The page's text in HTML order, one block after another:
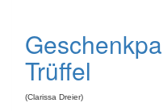
Trüffel
(Clarissa Dreier)